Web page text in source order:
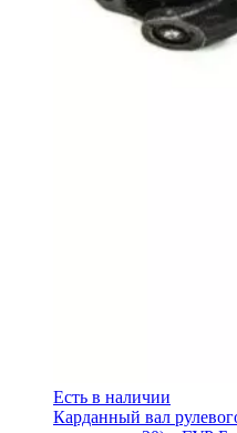
Есть в наличии
Карданный вал